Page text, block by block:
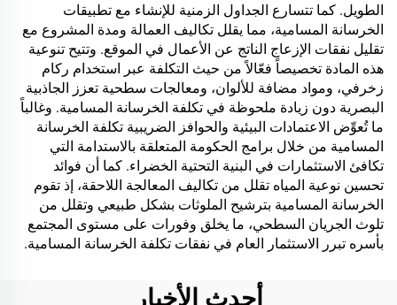
الطويل. كما تتسارع الجداول الزمنية للإنشاء مع تطبيقات
الخرسانة المسامية، مما يقلل تكاليف العمالة ومدة المشروع مع
تقليل نفقات الإزعاج الناتج عن الأعمال في الموقع. وتتيح تنوعية
هذه المادة تخصيصاً فعّالاً من حيث التكلفة عبر استخدام ركام
زخرفي، ومواد مضافة للألوان، ومعالجات سطحية تعزز الجاذبية
البصرية دون زيادة ملحوظة في تكلفة الخرسانة المسامية. وغالباً
ما تُعوِّض الاعتمادات البيئية والحوافز الضريبية تكلفة الخرسانة
المسامية من خلال برامج الحكومة المتعلقة بالاستدامة التي
تكافئ الاستثمارات في البنية التحتية الخضراء. كما أن فوائد
تحسين نوعية المياه تقلل من تكاليف المعالجة اللاحقة، إذ تقوم
الخرسانة المسامية بترشيح الملوثات بشكل طبيعي وتقلل من
تلوث الجريان السطحي، ما يخلق وفورات على مستوى المجتمع
بأسره تبرر الاستثمار العام في نفقات تكلفة الخرسانة المسامية.
أحدث الأخبار